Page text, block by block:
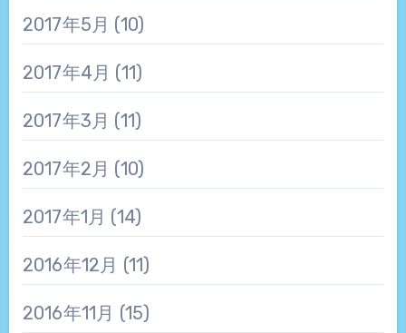
2017年5月 (10)
2017年4月 (11)
2017年3月 (11)
2017年2月 (10)
2017年1月 (14)
2016年12月 (11)
2016年11月 (15)